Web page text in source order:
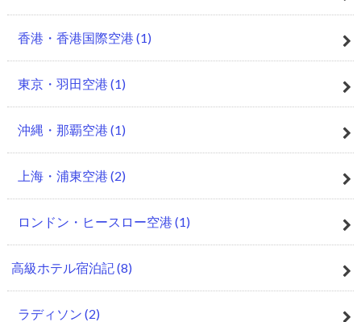
香港・香港国際空港 (1)
東京・羽田空港 (1)
沖縄・那覇空港 (1)
上海・浦東空港 (2)
ロンドン・ヒースロー空港 (1)
高級ホテル宿泊記 (8)
ラディソン (2)